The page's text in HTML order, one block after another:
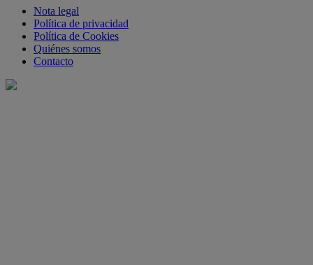
Nota legal
Política de privacidad
Política de Cookies
Quiénes somos
Contacto